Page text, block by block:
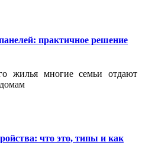
практичное решение
жилья многие семьи отдают
что это, типы и как